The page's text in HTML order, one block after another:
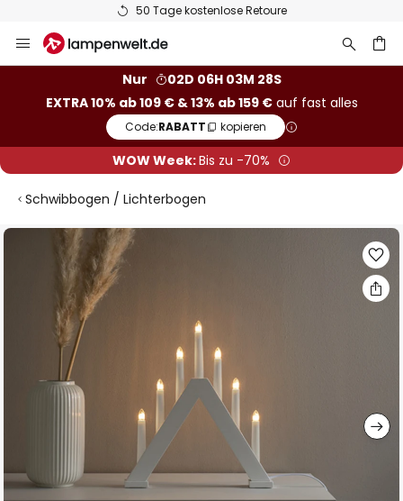
50 Tage kostenlose Retoure
Inhalt
Nur
02D 06H 03M 28S
EXTRA 10% ab 109 € & 13% ab 159 €auf fast alles
Code:RABATT kopieren
WOW Week:Bis zu -70%
Schwibbogen / Lichterbogen
Zum
Bildgalerie
springen